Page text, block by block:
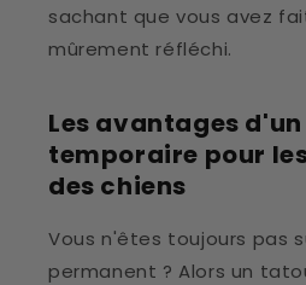
sachant que vous avez
mûrement réfléchi.
Les avantages
temporaire pour
des chiens
Vous n'êtes toujours pas
permanent ? Alors un